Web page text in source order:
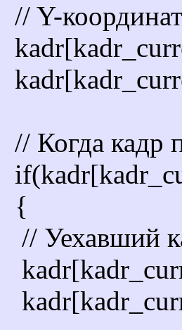
// Y-
// Когда кадр
{
// Уехавший